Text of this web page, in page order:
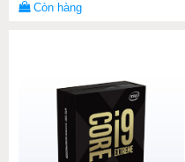
Còn hàng